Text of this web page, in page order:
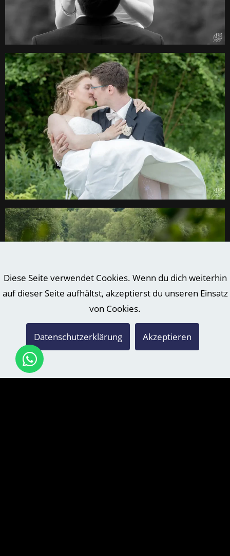
Diese Seite verwendet Cookies. Wenn du dich weiterhin
auf dieser Seite aufhältst, akzeptierst du unseren Einsatz
von Cookies.
Datenschutzerklärung Akzeptieren